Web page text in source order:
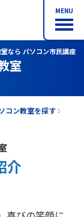
MENU
なら パソコン市民講座
室
コン教室を探す
介